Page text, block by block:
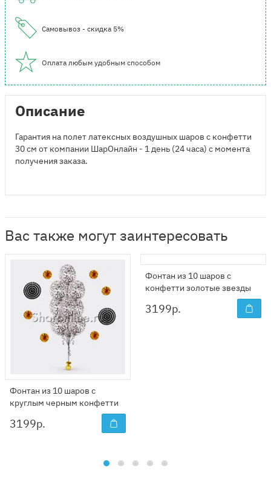
Самовывоз - скидка 5%
Оплата любым удобным способом
Описание
Гарантия на полет латексных воздушных шаров с конфетти
30 см от компании ШарОнлайн - 1 день (24 часа) с момента
получения заказа.
Вас также могут заинтересовать
Фонтан из 10 шаров с
круглым черным конфетти
3199р.
Фонтан из 10 шаров с
конфетти золотые звезды
3199р.